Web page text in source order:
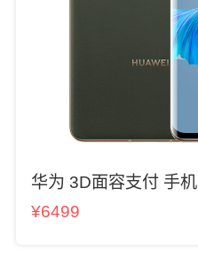
华为 3D面容支付 手机
¥6499